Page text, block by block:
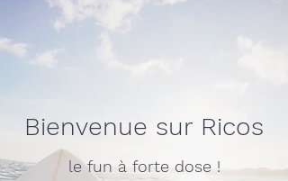
Bienvenue sur Ricos
le fun à forte dose !